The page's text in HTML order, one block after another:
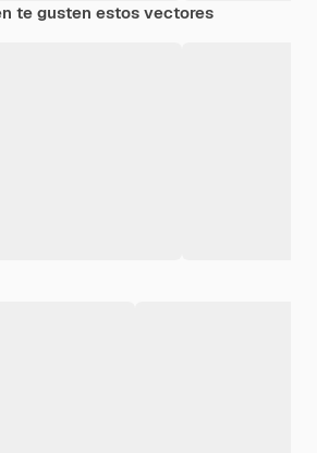
te gusten estos vectores